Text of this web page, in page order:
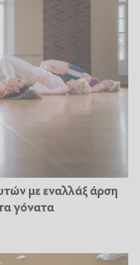
με εναλλάξ άρση
γόνατα